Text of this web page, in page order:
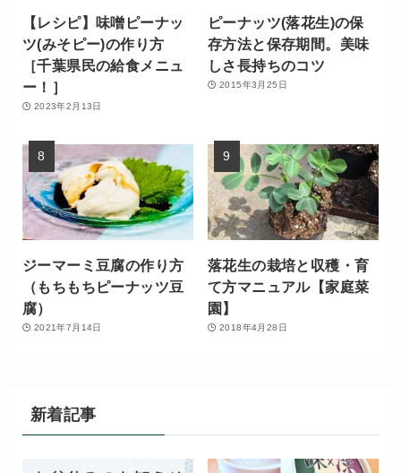
【レシピ】味噌ピーナッ
ツ(みそピー)の作り方
［千葉県民の給食メニュ
ー！］
2023年2月13日
ピーナッツ(落花生)の保
存方法と保存期間。美味
しさ長持ちのコツ
2015年3月25日
ジーマーミ豆腐の作り方
（もちもちピーナッツ豆
腐）
2021年7月14日
落花生の栽培と収穫・育
て方マニュアル【家庭菜
園】
2018年4月28日
新着記事